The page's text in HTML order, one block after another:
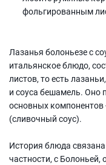
фольгированным
Лазанья болоньезе с
итальянское блюдо,
листов, то есть
и соуса бешамель. Оно
основных
(сливочный соус).
История блюда
частности, с Болоньей,